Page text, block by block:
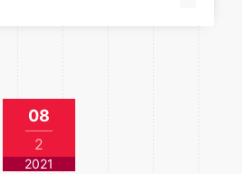
08
2
2021